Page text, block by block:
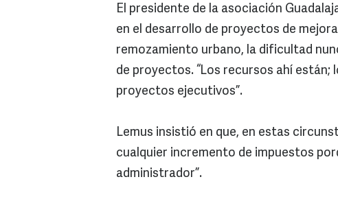
El presidente de la asociación
en el desarrollo de proyectos de
remozamiento urbano, la dificultad
de proyectos. “Los recursos ahí están;
proyectos ejecutivos”.
Lemus insistió en que, en estas
cualquier incremento de impuestos
administrador”.